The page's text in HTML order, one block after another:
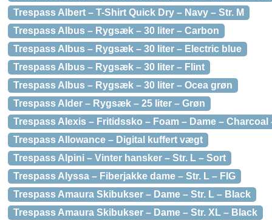
Trespass Albert – T-Shirt Quick Dry – Navy – Str. M
Trespass Albus – Rygsæk – 30 liter – Carbon
Trespass Albus – Rygsæk – 30 liter – Electric blue
Trespass Albus – Rygsæk – 30 liter – Flint
Trespass Albus – Rygsæk – 30 liter – Ocea grøn
Trespass Alder – Rygsæk – 25 liter – Grøn
Trespass Alexis – Fritidssko – Foam – Dame – Charcoal
Trespass Allowance – Digital kuffert vægt
Trespass Alpini – Vinter hansker – Str. L – Sort
Trespass Alyssa – Fiberjakke dame – Str. L – FIG
Trespass Amaura Skibukser – Dame – Str. L – Black
Trespass Amaura Skibukser – Dame – Str. XL – Black